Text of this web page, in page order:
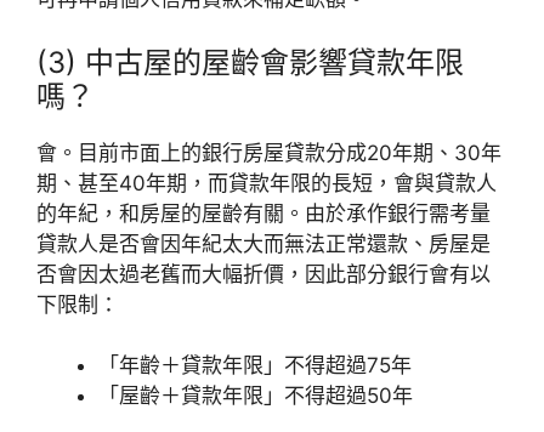
(3) 中古屋的屋齡會影響貸款年限
嗎？
會。目前市面上的銀行房屋貸款分成20年期、30年
期、甚至40年期，而貸款年限的長短，會與貸款人
的年紀，和房屋的屋齡有關。由於承作銀行需考量
貸款人是否會因年紀太大而無法正常還款、房屋是
否會因太過老舊而大幅折價，因此部分銀行會有以
下限制：
「年齡＋貸款年限」不得超過75年
「屋齡＋貸款年限」不得超過50年